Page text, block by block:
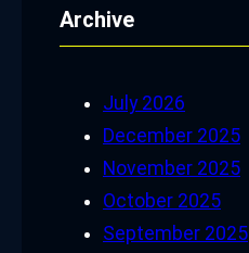
rArchive
July 2026
December 2025
November 2025
October 2025
September 2025